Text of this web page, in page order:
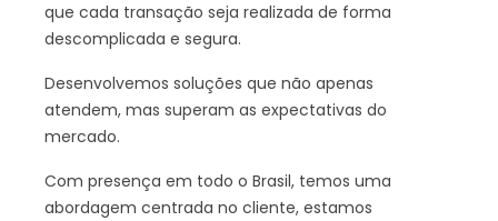
que cada transação seja realizada de forma
descomplicada e segura.
Desenvolvemos soluções que não apenas
atendem, mas superam as expectativas do
mercado.
Com presença em todo o Brasil, temos uma
abordagem centrada no cliente, estamos